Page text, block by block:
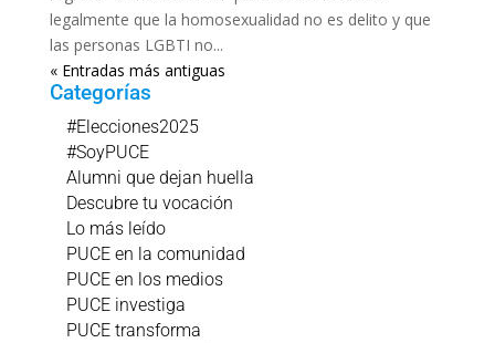
legalmente que la homosexualidad no es delito y que
las personas LGBTI no...
« Entradas más antiguas
Categorías
#Elecciones2025
#SoyPUCE
Alumni que dejan huella
Descubre tu vocación
Lo más leído
PUCE en la comunidad
PUCE en los medios
PUCE investiga
PUCE transforma